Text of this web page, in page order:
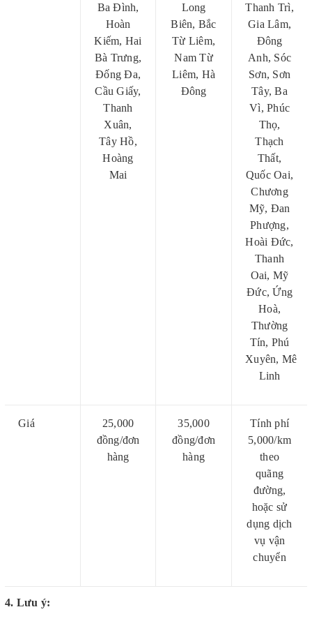
Ba Đình,
Hoàn
Kiếm, Hai
Bà Trưng,
Đống Đa,
Cầu Giấy,
Thanh
Xuân,
Tây Hồ,
Hoàng
Mai
Long
Biên, Bắc
Từ Liêm,
Nam Từ
Liêm, Hà
Đông
Thanh Trì,
Gia Lâm,
Đông
Anh, Sóc
Sơn, Sơn
Tây, Ba
Vì, Phúc
Thọ,
Thạch
Thất,
Quốc Oai,
Chương
Mỹ, Đan
Phượng,
Hoài Đức,
Thanh
Oai, Mỹ
Đức, Ứng
Hoà,
Thường
Tín, Phú
Xuyên, Mê
Linh
Giá
25,000
đồng/đơn
hàng
35,000
đồng/đơn
hàng
Tính phí
5,000/km
theo
quãng
đường,
hoặc sử
dụng dịch
vụ vận
chuyển
4. Lưu ý: